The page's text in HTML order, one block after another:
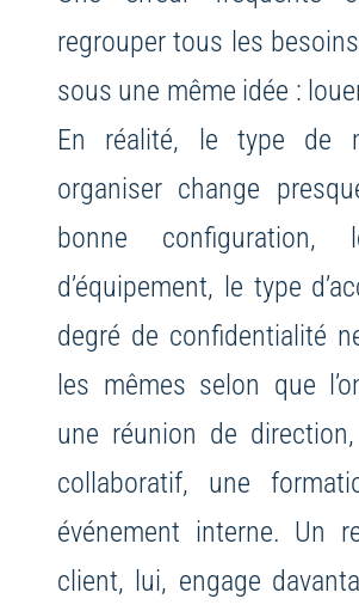
regrouper tous les
sous une même idée :
En réalité, le type de
organiser change
bonne configuration,
d’équipement, le type
degré de confidentialité
les mêmes selon que
une réunion de
collaboratif, une
événement interne. Un
client, lui, engage